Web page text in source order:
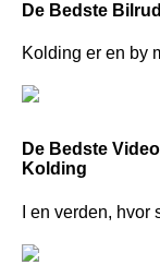
De Bedste
Kolding er en by
De Bedste
Kolding
I en verden,